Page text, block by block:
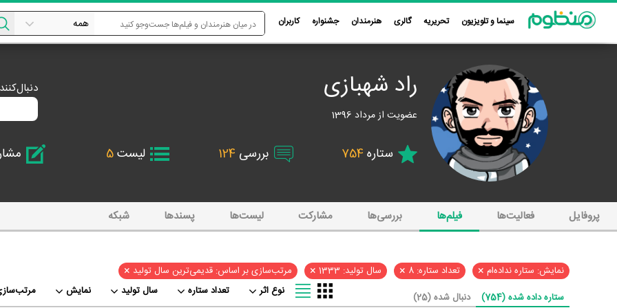
سینما و تلویزیون تحریریه گالری هنرمندان جشنواره کاربران
راد شهبازی
عضویت از مرداد 1396
ستاره 754 بررسی 124 لیست5
پروفایل فعالیت‌ها فیلم‌ها بررسی‌ها مشارکت لیست‌ها پسند‌ها شبکه
نمایش: ستاره نداده‌ام × تعداد ستاره: 8 × سال تولید: 1333 × مرتب‌سازی بر اساس: قدیمی‌ترین سال تولید ×
ستاره داده شده (754) دنبال شده (25) نمایش سال تولید تعداد ستاره نوع اثر